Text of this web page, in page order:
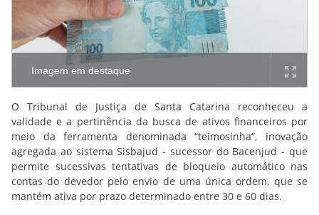
Imagem em destaque
O Tribunal de Justiça de Santa Catarina reconheceu a
validade e a pertinência da busca de ativos financeiros por
meio da ferramenta denominada “teimosinha”, inovação
agregada ao sistema Sisbajud - sucessor do Bacenjud - que
permite sucessivas tentativas de bloqueio automático nas
contas do devedor pelo envio de uma única ordem, que se
mantém ativa por prazo determinado entre 30 e 60 dias.